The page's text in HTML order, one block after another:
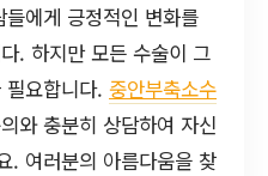
에게 긍정적인 변화를
. 하지만 모든 수술이 그
요합니다. 중안부축소수
와 충분히 상담하여 자신
. 여러분의 아름다움을 찾